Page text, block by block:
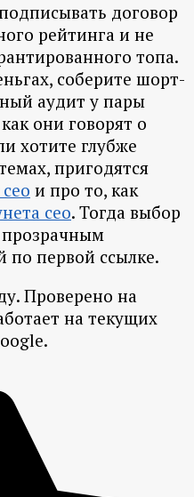
договор
рейтинга и не
топа.
соберите шорт-
аудит у пары
они говорят о
хотите глубже
пригодятся
и про то, как
сео. Тогда выбор
прозрачным
по первой ссылке.
Проверено на
на текущих